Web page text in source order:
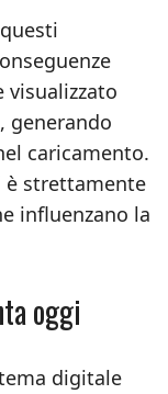
visualizzato
generando
caricamento.
è strettamente
influenzano la
oggi
digitale